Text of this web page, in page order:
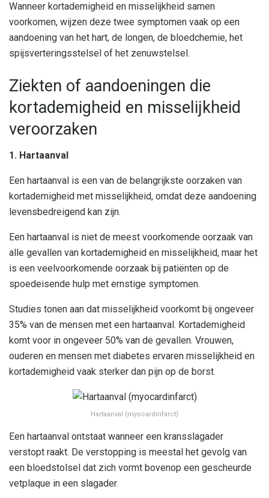
Wanneer kortademigheid en misselijkheid samen
voorkomen, wijzen deze twee symptomen vaak op een
aandoening van het hart, de longen, de bloedchemie, het
spijsverteringsstelsel of het zenuwstelsel.
Ziekten of aandoeningen die
kortademigheid en misselijkheid
veroorzaken
1. Hartaanval
Een hartaanval is een van de belangrijkste oorzaken van
kortademigheid met misselijkheid, omdat deze aandoening
levensbedreigend kan zijn.
Een hartaanval is niet de meest voorkomende oorzaak van
alle gevallen van kortademigheid en misselijkheid, maar het
is een veelvoorkomende oorzaak bij patiënten op de
spoedeisende hulp met ernstige symptomen.
Studies tonen aan dat misselijkheid voorkomt bij ongeveer
35% van de mensen met een hartaanval. Kortademigheid
komt voor in ongeveer 50% van de gevallen. Vrouwen,
ouderen en mensen met diabetes ervaren misselijkheid en
kortademigheid vaak sterker dan pijn op de borst.
Hartaanval (myocardinfarct)
Een hartaanval ontstaat wanneer een kransslagader
verstopt raakt. De verstopping is meestal het gevolg van
een bloedstolsel dat zich vormt bovenop een gescheurde
vetplaque in een slagader.